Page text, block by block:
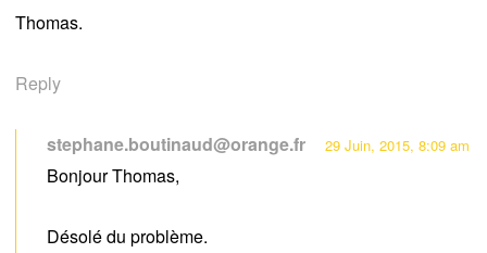
Thomas.
Reply
stephane.boutinaud@orange.fr 29 Juin, 2015, 8:09 am
Bonjour Thomas,
Désolé du problème.